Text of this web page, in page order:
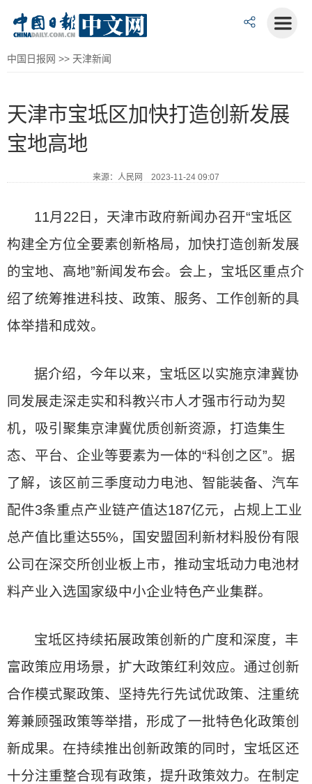
中国日报网 >> 天津新闻
天津市宝坻区加快打造创新发展
宝地高地
来源：人民网 2023-11-24 09:07
11月22日，天津市政府新闻办召开“宝坻区
构建全方位全要素创新格局，加快打造创新发展
的宝地、高地”新闻发布会。会上，宝坻区重点介
绍了统筹推进科技、政策、服务、工作创新的具
体举措和成效。
据介绍，今年以来，宝坻区以实施京津冀协
同发展走深走实和科教兴市人才强市行动为契
机，吸引聚集京津冀优质创新资源，打造集生
态、平台、企业等要素为一体的“科创之区”。据
了解，该区前三季度动力电池、智能装备、汽车
配件3条重点产业链产值达187亿元，占规上工业
总产值比重达55%，国安盟固利新材料股份有限
公司在深交所创业板上市，推动宝坻动力电池材
料产业入选国家级中小企业特色产业集群。
宝坻区持续拓展政策创新的广度和深度，丰
富政策应用场景，扩大政策红利效应。通过创新
合作模式聚政策、坚持先行先试优政策、注重统
筹兼顾强政策等举措，形成了一批特色化政策创
新成果。在持续推出创新政策的同时，宝坻区还
十分注重整合现有政策，提升政策效力。在制定